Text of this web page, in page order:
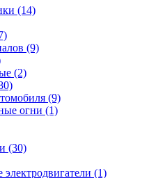
(14)
(9)
(2)
(9)
огни (1)
(30)
(1)